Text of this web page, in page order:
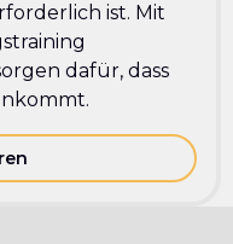
ist. Mit
dafür, dass